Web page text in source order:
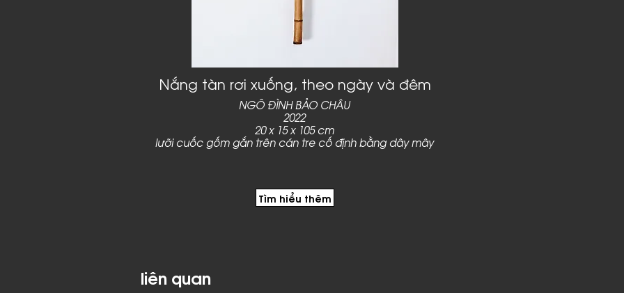
Nắng tàn rơi xuống, theo ngày và đêm
NGÔ ĐÌNH BẢO CHÂU
2022
20 x 15 x 105 cm
lưỡi cuốc gốm gắn trên cán tre cố định bằng dây mây
Tìm hiểu thêm
liên quan